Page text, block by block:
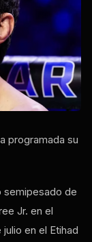
programada su
semipesado de
Jr. en el
en el Etihad